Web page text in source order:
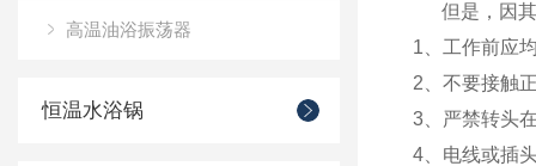
高温油浴振荡器
恒温水浴锅
但是，因其
1、工作前应
2、不要接触
3、严禁转头
4、电线或插